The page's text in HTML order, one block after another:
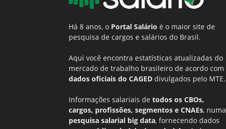
Há 8 anos, o Portal Salário é o maior site de
pesquisa de cargos e salários do Brasil.
Aqui você encontra estatísticas atualizadas do
mercado de trabalho brasileiro de acordo com
dados oficiais do CAGED divulgados pelo MTE.
Informações salariais de todos os CBOs,
cargos, profissões, segmentos e CNAEs, numa
pesquisa salarial big data, fornecendo dados